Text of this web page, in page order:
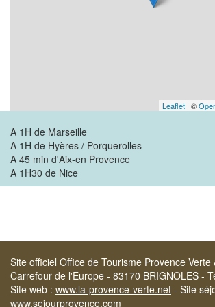
Leaflet | ©
A 1H de Marseille
A 1H de Hyères / Porquerolles
A 45 min d'Aix-en Provence
A 1H30 de Nice
Site officiel Office de Tourisme Provence Verte
Carrefour de l'Europe - 83170 BRIGNOLES -
Site web : www.la-provence-verte.net - Site
www.sejourprovence.com